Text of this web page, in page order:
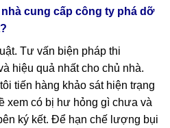
cung cấp công ty phá dỡ
Tư vấn biện pháp thi
hiệu quả nhất cho chủ nhà.
tiến hàng khảo sát hiện trạng
xem có bị hư hỏng gì chưa và
ký kết. Để hạn chế lượng bụi